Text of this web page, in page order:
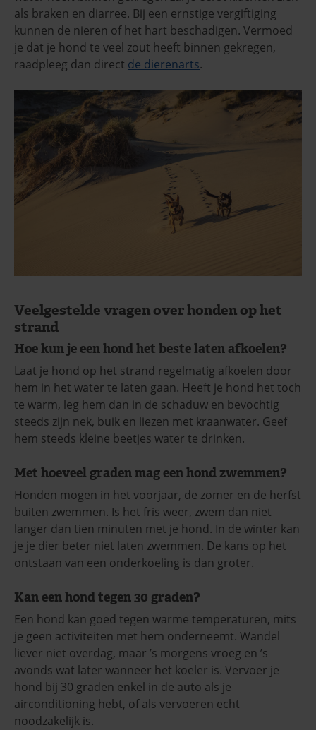
als braken en diarree. Bij een ernstige vergiftiging
kunnen de nieren of het hart beschadigen. Vermoed
je dat je hond te veel zout heeft binnen gekregen,
raadpleeg dan direct de dierenarts.
Veelgestelde vragen over honden op het
strand
Hoe kun je een hond het beste laten afkoelen?
Laat je hond op het strand regelmatig afkoelen door
hem in het water te laten gaan. Heeft je hond het toch
te warm, leg hem dan in de schaduw en bevochtig
steeds zijn nek, buik en liezen met kraanwater. Geef
hem steeds kleine beetjes water te drinken.
Met hoeveel graden mag een hond zwemmen?
Honden mogen in het voorjaar, de zomer en de herfst
buiten zwemmen. Is het fris weer, zwem dan niet
langer dan tien minuten met je hond. In de winter kan
je je dier beter niet laten zwemmen. De kans op het
ontstaan van een onderkoeling is dan groter.
Kan een hond tegen 30 graden?
Een hond kan goed tegen warme temperaturen, mits
je geen activiteiten met hem onderneemt. Wandel
liever niet overdag, maar ’s morgens vroeg en ’s
avonds wat later wanneer het koeler is. Vervoer je
hond bij 30 graden enkel in de auto als je
airconditioning hebt, of als vervoeren echt
noodzakelijk is.